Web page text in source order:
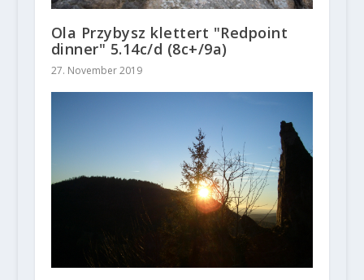
Ola Przybysz klettert "Redpoint
dinner" 5.14c/d (8c+/9a)
27. November 2019